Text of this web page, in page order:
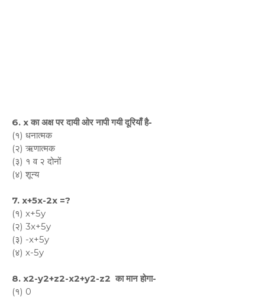
6. x का अक्ष पर दायी ओर नापी गयी दूरियाँ है-
(१) धनात्मक
(२) ऋणात्मक
(३) १ व २ दोनों
(४) शून्य
7. x+5x-2x =?
(१) x+5y
(२) 3x+5y
(३) -x+5y
(४) x-5y
8. x2-y2+z2-x2+y2-z2 का मान होगा-
(१) 0